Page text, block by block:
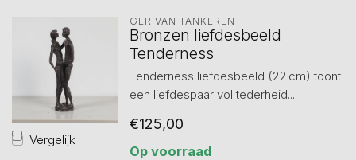
Vergelijk
GER VAN TANKEREN
Bronzen liefdesbeeld
Tenderness
Tenderness liefdesbeeld (22 cm) toont
een liefdespaar vol tederheid....
€125,00
Op voorraad